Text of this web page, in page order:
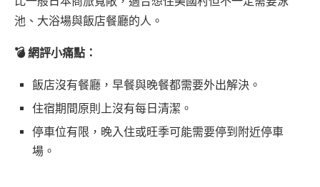
池、大浴場與飯店餐廳的人。
💣 網評小痛點：
飯店沒有餐廳，早餐與晚餐都需要外出解決。
住宿期間原則上沒有每日清潔。
停車位有限，晚入住或旺季可能需要停到附近停車
場。